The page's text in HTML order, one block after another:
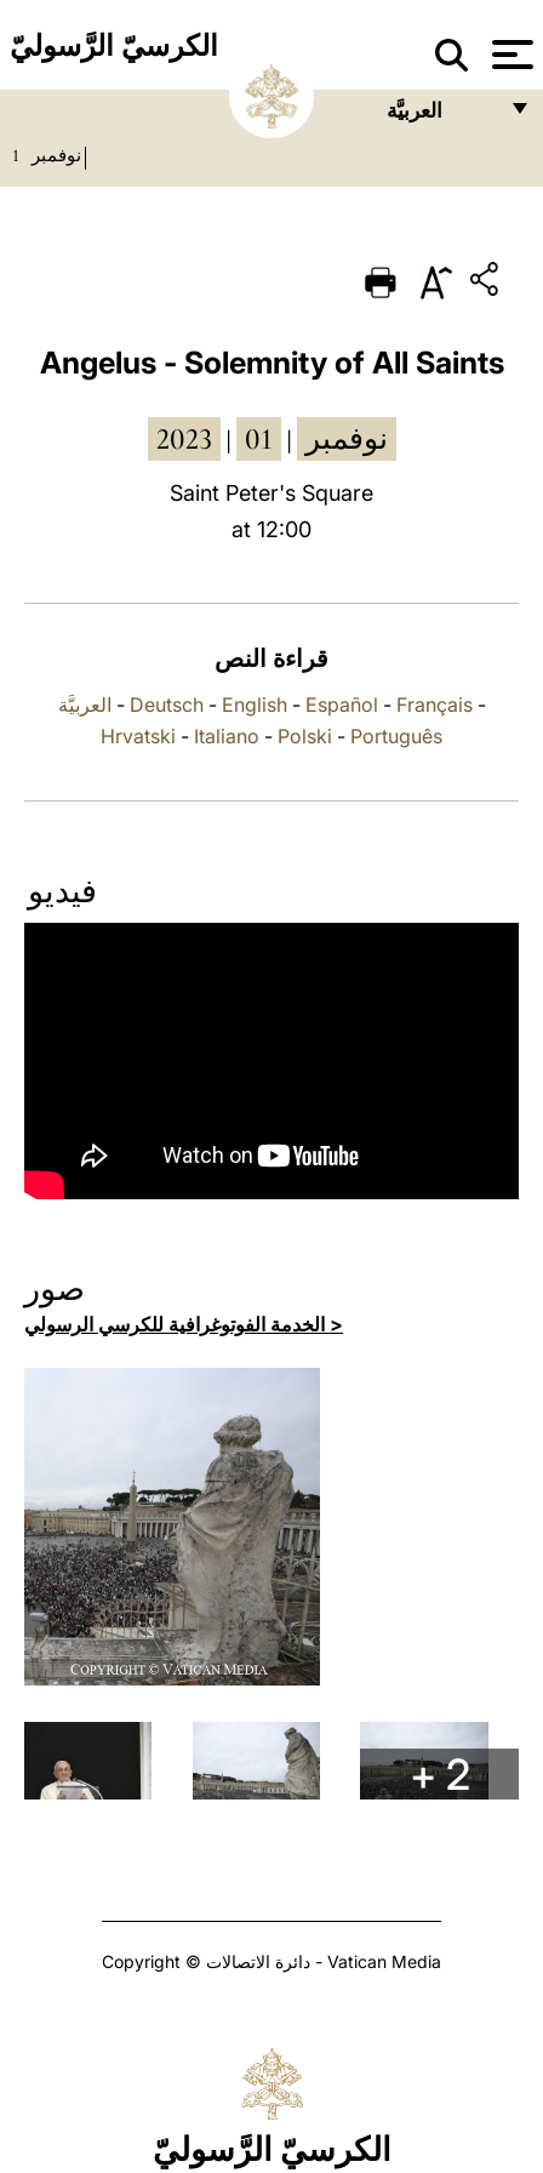
الكرسيّ الرَّسوليّ
العربيَّة
PORTUGUÊS
ESPAÑOL
POLSKI
نوفمبر 1
Angelus - Solemnity of All Saints
2023 نوفمبر 01
Saint Peter's Square
at 12:00
قراءة النص
العربيَّة - Deutsch- English- Español - Français-
Hrvatski - Italiano - Polski - Português
فيديو
صور
الخدمة الفوتوغرافية للكرسي الرسولي >
+ 2
Copyright © دائرة الاتصالات - Vatican Media
الكرسيّ الرَّسوليّ